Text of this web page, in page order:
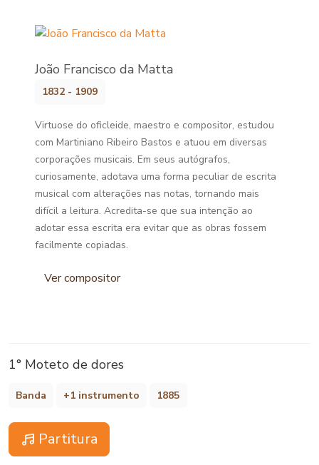
João Francisco da Matta
1832 - 1909
Virtuose do oficleide, maestro e compositor, estudou
com Martiniano Ribeiro Bastos e atuou em diversas
corporações musicais. Em seus autógrafos,
curiosamente, adotava uma forma peculiar de escrita
musical com alterações nas notas, tornando mais
difícil a leitura. Acredita-se que sua intenção ao
adotar essa escrita era evitar que as obras fossem
facilmente copiadas.
Ver compositor
1° Moteto de dores
Banda +1 instrumento 1885
Partitura